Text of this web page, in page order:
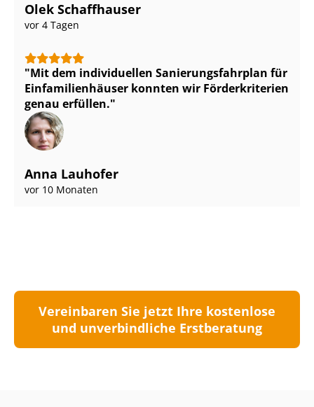
Olek Schaffhauser
vor 4 Tagen
Mit dem individuellen Sa­nie­rungs­fahr­plan für
Ein­fa­mi­li­en­häu­ser konnten wir Förderkriterien
genau erfüllen.
Anna Lauhofer
vor 10 Monaten
Vereinbaren Sie jetzt Ihre kostenlose
und unverbindliche Erstberatung